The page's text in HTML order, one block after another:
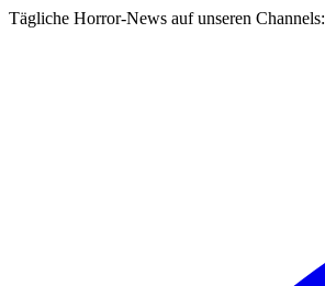
Tägliche Horror-News auf unseren Channels: